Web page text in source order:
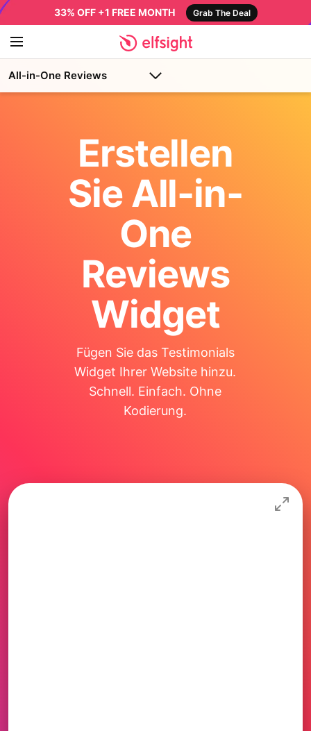
33% OFF +1 FREE MONTH Grab The Deal
All-in-One Reviews
Erstellen
Sie All-in-
One
Reviews
Widget
Fügen Sie das Testimonials
Widget Ihrer Website hinzu.
Schnell. Einfach. Ohne
Kodierung.